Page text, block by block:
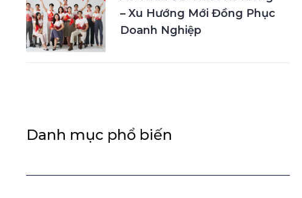
– Xu Hướng Mới Đồng Phục
Doanh Nghiệp
Danh mục phổ biến